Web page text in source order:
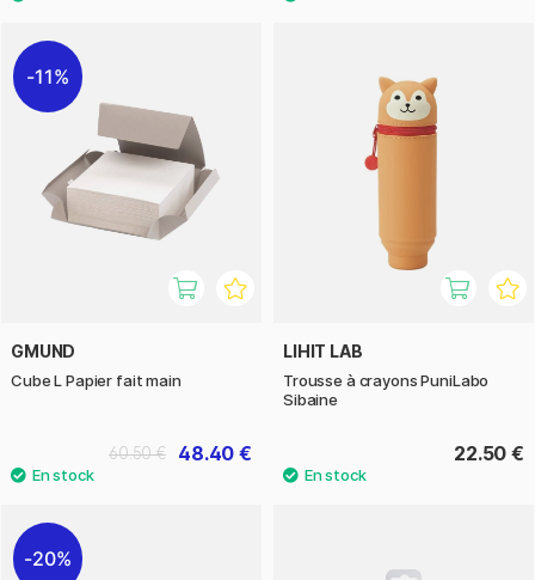
11%
GMUND
Cube L Papier fait main
48.40 €
60.50 €
LIHIT LAB
Trousse à crayons PuniLabo
Sibaine
22.50 €
20%